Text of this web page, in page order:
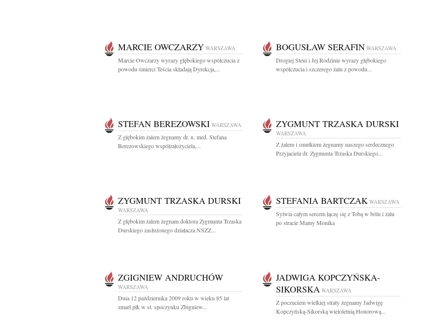
MARCIE OWCZARZY WARSZAWA
Marcie Owczarzy wyrazy głębokiego współczucia z
powodu śmierci Teścia składają Dyrekcja,...
BOGUSŁAW SERAFIN WARSZAWA
Drogiej Steni i Jej Rodzinie wyrazy głębokiego
współczucia i szczerego żalu z powodu...
STEFAN BEREZOWSKI WARSZAWA
Z głębokim żalem żegnamy dr. n. med. Stefana
Berezowskiego współzałożyciela,...
ZYGMUNT TRZASKA DURSKI
WARSZAWA
Z żalem i smutkiem żegnamy naszego serdecznego
Przyjaciela dr. Zygmunta Trzaska Durskiego...
ZYGMUNT TRZASKA DURSKI
WARSZAWA
Z głębokim żalem żegnam doktora Zygmunta Trzaska
Durskiego zasłużonego działacza NSZZ...
STEFANIA BARTCZAK WARSZAWA
Sylwia całym sercem łączę się z Tobą w bólu i żalu
po stracie Mamy Monika
ZGIGNIEW ANDRUCHÓW
WARSZAWA
Dnia 12 października 2009 roku w wieku 85 lat
zmarł płk w st. spoczynku Zbigniew...
JADWIGA KOPCZYŃSKA-
SIKORSKA WARSZAWA
Z poczuciem wielkiej straty żegnamy Jadwigę
Kopczyńską-Sikorską wieloletnią Honorową...